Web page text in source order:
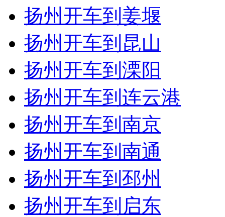
扬州开车到姜堰
扬州开车到昆山
扬州开车到溧阳
扬州开车到连云港
扬州开车到南京
扬州开车到南通
扬州开车到邳州
扬州开车到启东